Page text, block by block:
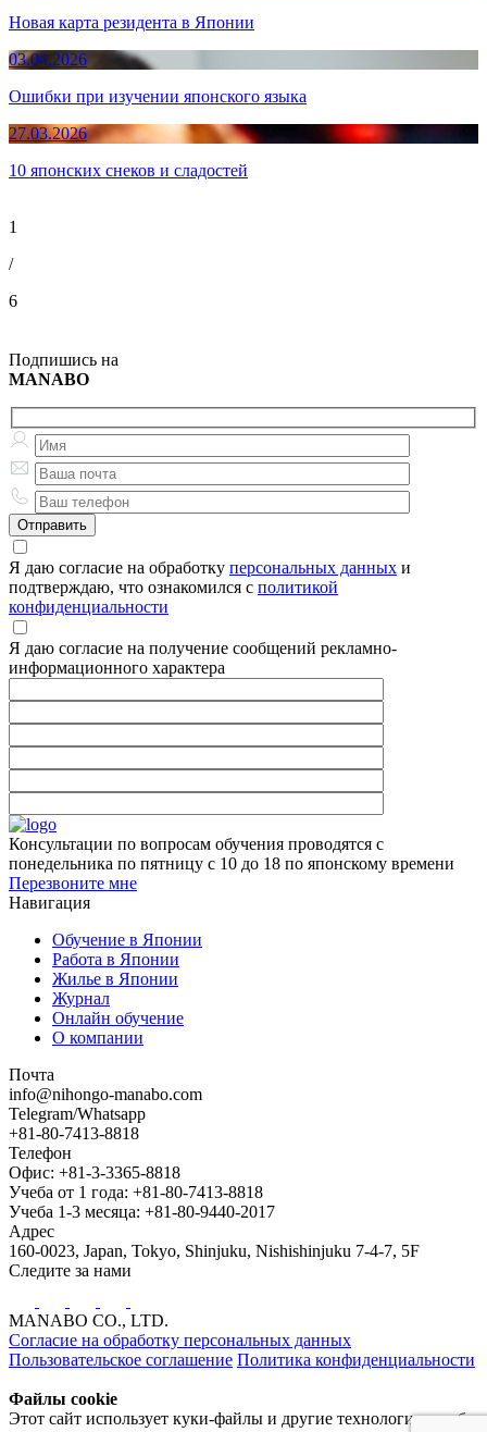
Новая карта резидента в Японии
03.04.2026
Ошибки при изучении японского языка
27.03.2026
10 японских снеков и сладостей
1
/
6
Подпишись на
MANABO
Я даю согласие на обработку персональных данных и
подтверждаю, что ознакомился с политикой
конфиденциальности
Я даю согласие на получение сообщений рекламно-
информационного характера
Консультации по вопросам обучения проводятся с
понедельника по пятницу с 10 до 18 по японскому времени
Перезвоните мне
Навигация
Обучение в Японии
Работа в Японии
Жилье в Японии
Журнал
Онлайн обучение
О компании
Почта
info@nihongo-manabo.com
Telegram/Whatsapp
+81-80-7413-8818
Телефон
Офис: +81-3-3365-8818
Учеба от 1 года: +81-80-7413-8818
Учеба 1-3 месяца: +81-80-9440-2017
Адрес
160-0023, Japan, Tokyo, Shinjuku, Nishishinjuku 7-4-7, 5F
Следите за нами
MANABO CO., LTD.
Согласие на обработку персональных данных
Пользовательское соглашение Политика конфиденциальности
Файлы cookie
Этот сайт использует куки-файлы и другие технологии, чтобы